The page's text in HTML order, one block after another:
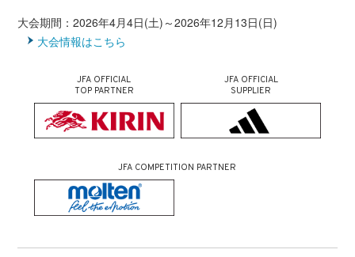
大会期間：2026年4月4日(土)～2026年12月13日(日)
大会情報はこちら
JFA OFFICIAL
TOP PARTNER
JFA OFFICIAL
SUPPLIER
JFA COMPETITION PARTNER